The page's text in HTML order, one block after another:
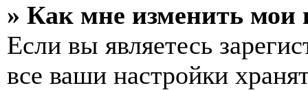
» Как мне изменить мои
Если вы являетесь
все ваши настройки